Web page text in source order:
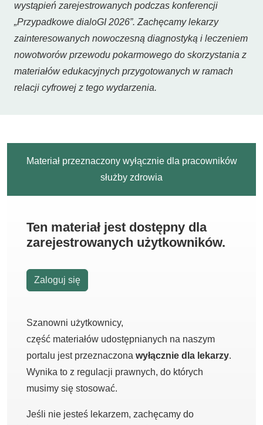
wystąpień zarejestrowanych podczas konferencji
„Przypadkowe dialoGI 2026”. Zachęcamy lekarzy
zainteresowanych nowoczesną diagnostyką i leczeniem
nowotworów przewodu pokarmowego do skorzystania z
materiałów edukacyjnych przygotowanych w ramach
relacji cyfrowej z tego wydarzenia.
Materiał przeznaczony wyłącznie dla pracowników
służby zdrowia
Ten materiał jest dostępny dla
zarejestrowanych użytkowników.
Zaloguj się
Szanowni użytkownicy,
część materiałów udostępnianych na naszym
portalu jest przeznaczona wyłącznie dla lekarzy.
Wynika to z regulacji prawnych, do których
musimy się stosować.
Jeśli nie jesteś lekarzem, zachęcamy do